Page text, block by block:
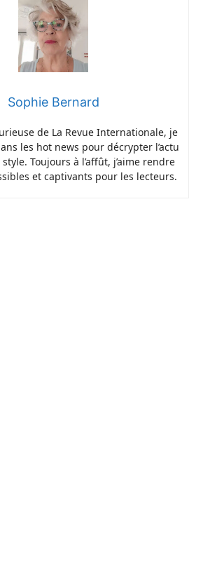
Sophie Bernard
de La Revue Internationale, je
les hot news pour décrypter l’actu
Toujours à l’affût, j’aime rendre
et captivants pour les lecteurs.